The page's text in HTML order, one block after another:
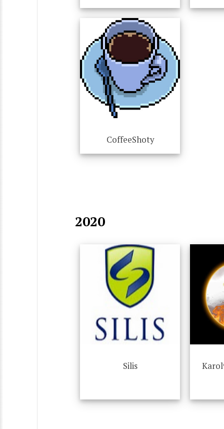
CoffeeShoty
2020
Silis